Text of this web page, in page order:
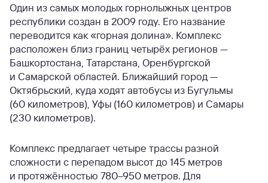
Один из самых молодых горнолыжных центров
республики создан в 2009 году. Его название
переводится как «горная долина». Комплекс
расположен близ границ четырёх регионов —
Башкортостана, Татарстана, Оренбургской
и Самарской областей. Ближайший город —
Октябрьский, куда ходят автобусы из Бугульмы
(60 километров), Уфы (160 километров) и Самары
(230 километров).
Комплекс предлагает четыре трассы разной
сложности с перепадом высот до 145 метров
и протяжённостью 780–950 метров. Для